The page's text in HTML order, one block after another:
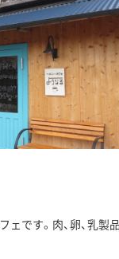
ェです。肉、卵、乳製